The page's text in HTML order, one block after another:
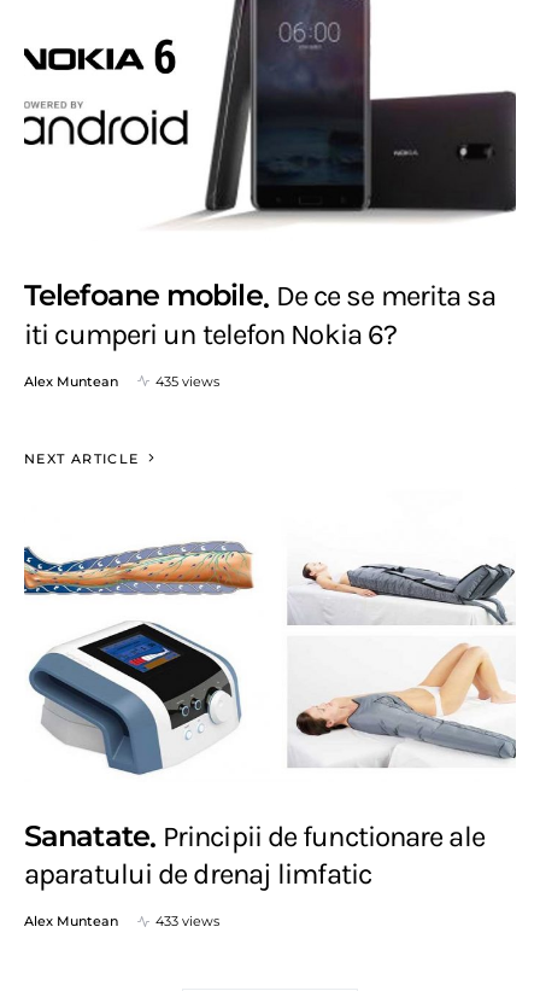
Telefoane mobile De ce se merita sa
iti cumperi un telefon Nokia 6?
Alex Muntean 435 views
NEXT ARTICLE
Sanatate Principii de functionare ale
aparatului de drenaj limfatic
Alex Muntean 433 views